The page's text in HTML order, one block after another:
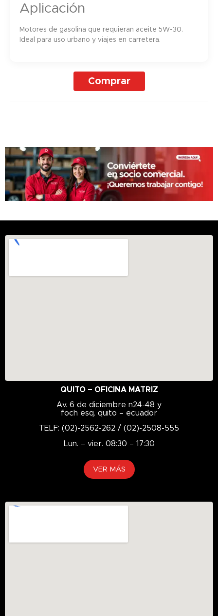
Aplicación
Motores de gasolina que requieran aceite 5W-30.
Ideal para uso urbano y viajes en carretera.
Comprar
QUITO – OFICINA MATRIZ
Av. 6 de diciembre n24-48 y
foch esq. quito – ecuador
TELF: (02)-2562-262 / (02)-2508-555
Lun. – vier. 08:30 – 17:30
VER MÁS